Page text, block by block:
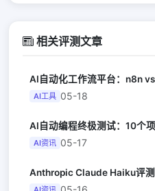
相关评测文章
AI工具 05-18
AI资讯 05-17